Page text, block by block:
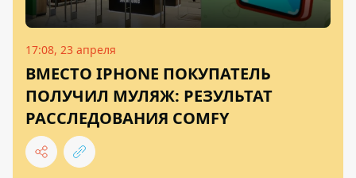
17:08, 23 апреля
ВМЕСТО IPHONE ПОКУПАТЕЛЬ
ПОЛУЧИЛ МУЛЯЖ: РЕЗУЛЬТАТ
РАССЛЕДОВАНИЯ COMFY